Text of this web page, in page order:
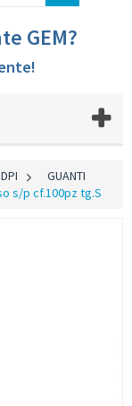
GEM?
DPI >
GUANTI
s/p cf.100pz tg.S